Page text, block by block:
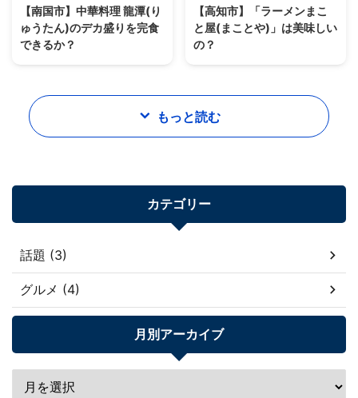
【南国市】中華料理 龍潭(り
ゅうたん)のデカ盛りを完食
できるか？
【高知市】「ラーメンまこ
と屋(まことや)」は美味しい
の？
もっと読む
カテゴリー
話題 (3)
グルメ (4)
月別アーカイブ